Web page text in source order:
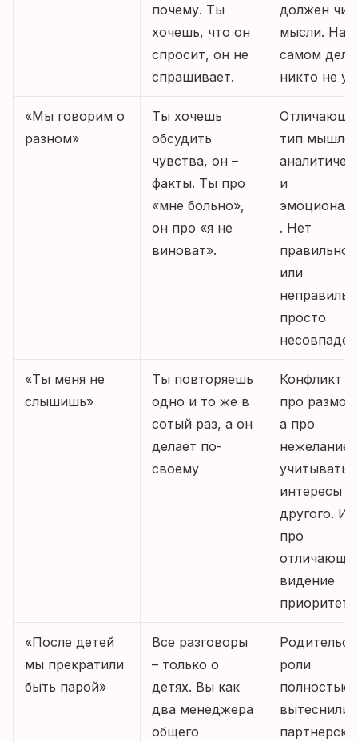
почему. Ты
хочешь, что он
спросит, он не
спрашивает.
должен
мысли. На
самом деле
никто не
«Мы говорим о
разном»
Ты хочешь
обсудить
чувства, он –
факты. Ты про
«мне больно»,
он про «я не
виноват».
тип
и
. Нет
или
просто
«Ты меня не
слышишь»
Ты повторяешь
одно и то же в
сотый раз, а он
делает по-
своему
Конфликт
про
а про
нежелание
учитывать
интересы
другого.
про
видение
«После детей
мы прекратили
быть парой»
Все разговоры
– только о
детях. Вы как
два менеджера
общего
роли
полностью
вытеснили